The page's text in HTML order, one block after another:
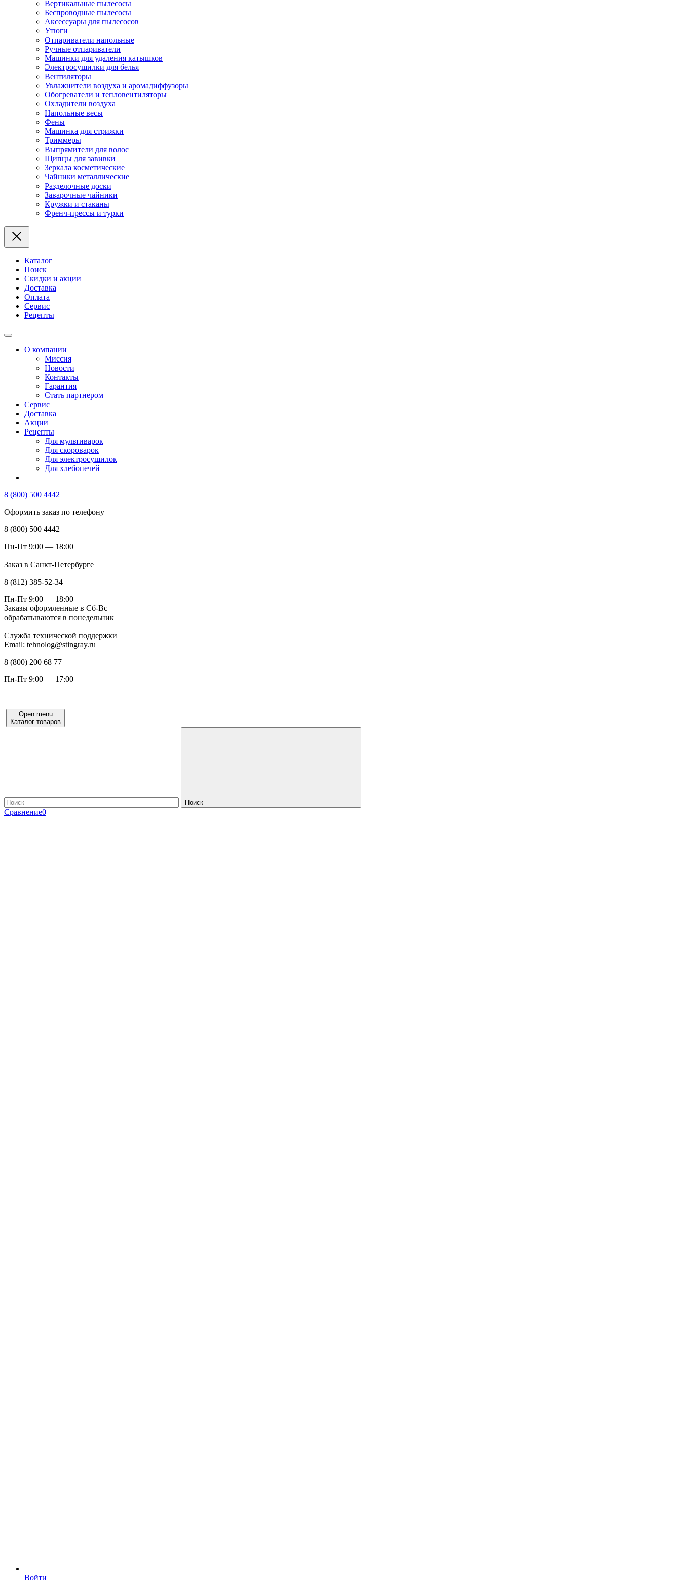
Вертикальные пылесосы
Беспроводные пылесосы
Аксессуары для пылесосов
Утюги
Отпариватели напольные
Ручные отпариватели
Машинки для удаления катышков
Электросушилки для белья
Вентиляторы
Увлажнители воздуха и аромадиффузоры
Обогреватели и тепловентиляторы
Охладители воздуха
Напольные весы
Фены
Машинка для стрижки
Триммеры
Выпрямители для волос
Щипцы для завивки
Зеркала косметические
Чайники металлические
Разделочные доски
Заварочные чайники
Кружки и стаканы
Френч-прессы и турки
Каталог
Поиск
Скидки и акции
Доставка
Оплата
Сервис
Рецепты
О компании
Миссия
Новости
Контакты
Гарантия
Стать партнером
Сервис
Доставка
Акции
Рецепты
Для мультиварок
Для скороварок
Для электросушилок
Для хлебопечей
8 (800) 500 4442
Оформить заказ по телефону
8 (800) 500 4442
Пн-Пт 9:00 — 18:00
Заказ в Санкт-Петербурге
8 (812) 385-52-34
Пн-Пт 9:00 — 18:00
Заказы оформленные в Сб-Вс
обрабатываются в понедельник
Служба технической поддержки
Email: tehnolog@stingray.ru
8 (800) 200 68 77
Пн-Пт 9:00 — 17:00
Open menu
Каталог товаров
Поиск
Сравнение0
Войти